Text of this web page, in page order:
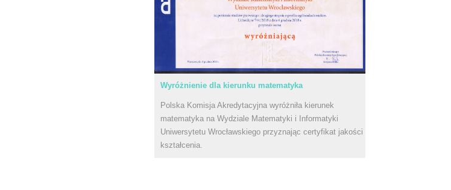
Wyróżnienie dla kierunku matematyka
Polska Komisja Akredytacyjna wyróżniła kierunek
matematyka na Wydziale Matematyki i Informatyki
Uniwersytetu Wrocławskiego przyznając certyfikat jakości
kształcenia.